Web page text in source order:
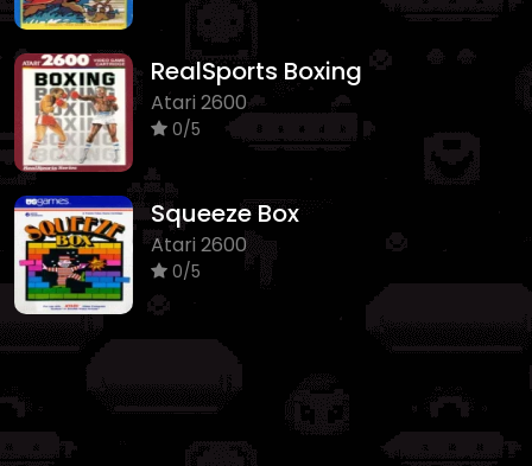
RealSports Boxing
Atari 2600
0/5
Squeeze Box
Atari 2600
0/5